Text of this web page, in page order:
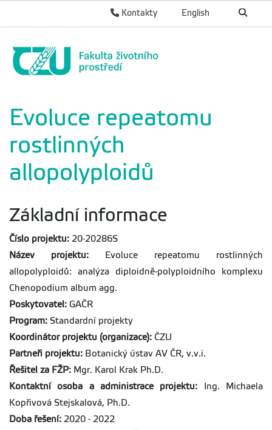
English
Kontakty
Evoluce repeatomu
rostlinných
allopolyploidů
Základní informace
Číslo projektu: 20-20286S
Název projektu: Evoluce repeatomu rostlinných
allopolyploidů: analýza diploidně-polyploidního komplexu
Chenopodium album agg.
Poskytovatel: GAČR
Program: Standardní projekty
Koordinátor projektu (organizace): ČZU
Partneři projektu: Botanický ústav AV ČR, v.v.i.
Řešitel za FŽP: Mgr. Karol Krak Ph.D.
Kontaktní osoba a administrace projektu: Ing. Michaela
Kopřivová Stejskalová, Ph.D.
Doba řešení: 2020 - 2022